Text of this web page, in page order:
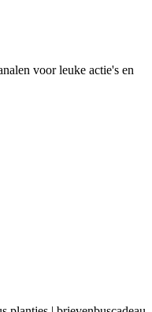
voor leuke actie's en